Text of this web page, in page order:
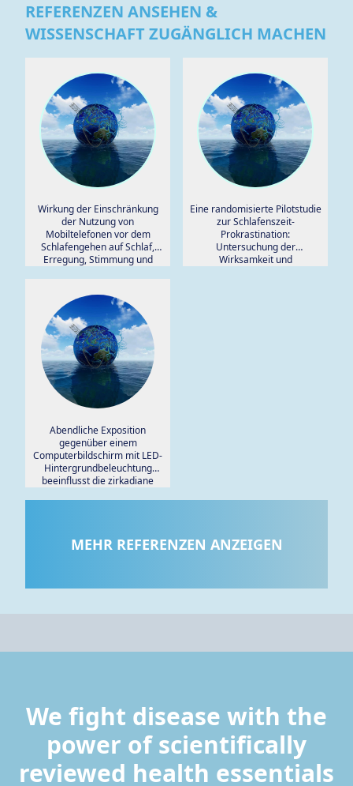
REFERENZEN ANSEHEN &
WISSENSCHAFT ZUGÄNGLICH MACHEN
Wirkung der Einschränkung
der Nutzung von
Mobiltelefonen vor dem
Schlafengehen auf Schlaf,
Erregung, Stimmung und
Eine randomisierte Pilotstudie
zur Schlafenszeit-
Prokrastination:
Untersuchung der
Wirksamkeit und
Abendliche Exposition
gegenüber einem
Computerbildschirm mit LED-
Hintergrundbeleuchtung
beeinflusst die zirkadiane
MEHR REFERENZEN ANZEIGEN
We fight disease with the
power of scientifically
reviewed health essentials